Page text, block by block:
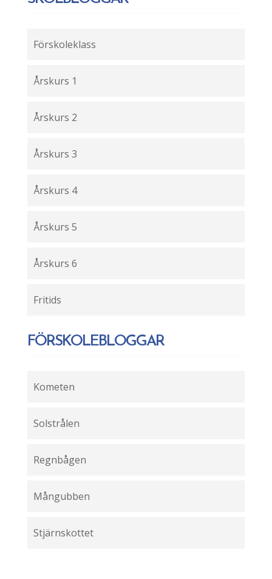
Förskoleklass
Årskurs 1
Årskurs 2
Årskurs 3
Årskurs 4
Årskurs 5
Årskurs 6
Fritids
FÖRSKOLEBLOGGAR
Kometen
Solstrålen
Regnbågen
Mångubben
Stjärnskottet